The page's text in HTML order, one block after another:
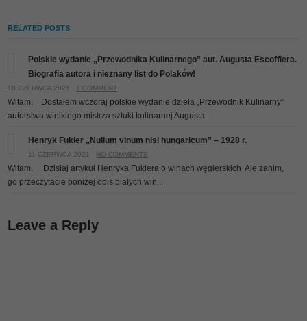
RELATED POSTS
Polskie wydanie „Przewodnika Kulinarnego” aut. Augusta Escoffiera.
Biografia autora i nieznany list do Polaków!
18 CZERWCA 2021 · 1 COMMENT
Witam, Dostałem wczoraj polskie wydanie dzieła „Przewodnik Kulinarny”
autorstwa wielkiego mistrza sztuki kulinarnej Augusta...
Henryk Fukier „Nullum vinum nisi hungaricum” – 1928 r.
11 CZERWCA 2021 · NO COMMENTS
Witam, Dzisiaj artykuł Henryka Fukiera o winach węgierskich Ale zanim,
go przeczytacie poniżej opis białych win...
Leave a Reply